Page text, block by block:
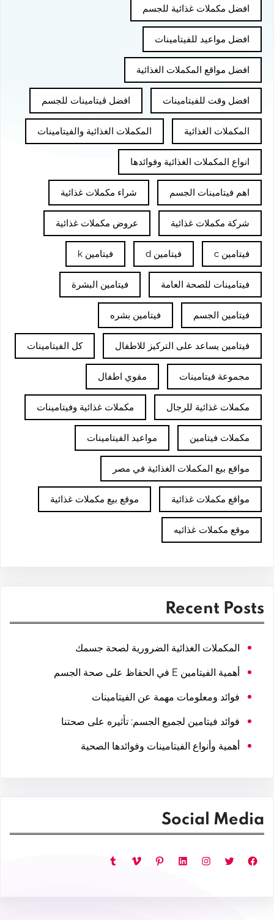
افضل مكملات غذائية للجسم
افضل مواعيد للفيتامينات
افضل مواقع المكملات الغذائية
افضل وقت للفيتامينات افضل ڤيتامينات للجسم
المكملات الغذائية المكملات الغذائية والفيتامينات
انواع المكملات الغذائية وفوائدها
اهم فيتامينات الجسم شراء مكملات غذائية
شركة مكملات غذائية عروض مكملات غذائية
فيتامين c فيتامين d فيتامين k
فيتامينات للصحة العامة فيتامين البشرة
فيتامين الجسم فيتامين بشره
فيتامين يساعد على التركيز للاطفال كل الفيتامينات
مجموعة فيتامينات مقوي اطفال
مكملات غذائية للرجال مكملات غذائية وفيتامينات
مكملات فيتامين مواعيد الفيتامينات
مواقع بيع المكملات الغذائية في مصر
مواقع مكملات غذائية موقع بيع مكملات غذائية
موقع مكملات غذائيه
Recent Posts
المكملات الغذائية الضرورية لصحة جسمك
أهمية الفيتامين E في الحفاظ على صحة الجسم
فوائد ومعلومات مهمة عن الفيتامينات
فوائد فيتامين لجميع الجسم: تأثيره على صحتنا
أهمية وأنواع الفيتامينات وفوائدها الصحية
Social Media
فيسبوك تويتر إنستجرام لينكد إن بينتريست فيميو تمبلر